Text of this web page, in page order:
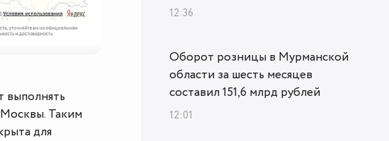
выполнять
Таким
для
12:36
Оборот розницы в Мурманской
области за шесть месяцев
составил 151,6 млрд рублей
12:01